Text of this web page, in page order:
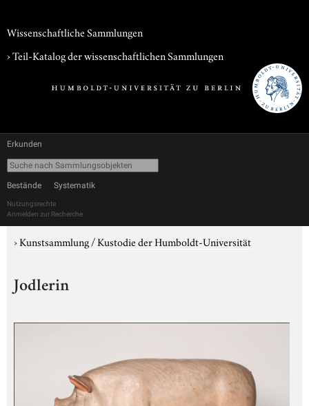
Wissenschaftliche Sammlungen
› Teil-Katalog der wissenschaftlichen Sammlungen
Erkunden
Bestände Systematik
Nutzungsrechte
Anmelden zur Recherche
›Kunstsammlung / Kustodie der Humboldt-Universität
Jodlerin